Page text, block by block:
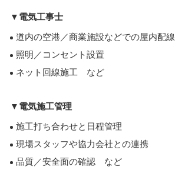
▼電気工事士
道内の空港／商業施設などでの屋内配線
照明／コンセント設置
ネット回線施工 など
▼電気施工管理
施工打ち合わせと日程管理
現場スタッフや協力会社との連携
品質／安全面の確認 など